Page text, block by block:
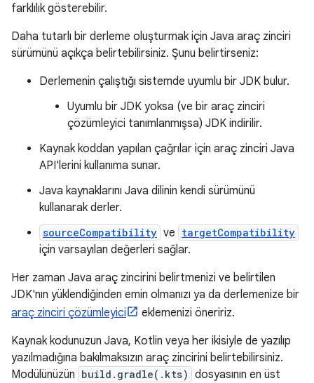
farklılık gösterebilir.
Daha tutarlı bir derleme oluşturmak için Java araç zinciri
sürümünü açıkça belirtebilirsiniz. Şunu belirtirseniz:
Derlemenin çalıştığı sistemde uyumlu bir JDK bulur.
Uyumlu bir JDK yoksa (ve bir araç zinciri
çözümleyici tanımlanmışsa) JDK indirilir.
Kaynak koddan yapılan çağrılar için araç zinciri Java
API'lerini kullanıma sunar.
Java kaynaklarını Java dilinin kendi sürümünü
kullanarak derler.
sourceCompatibility ve targetCompatibility
için varsayılan değerleri sağlar.
Her zaman Java araç zincirini belirtmenizi ve belirtilen
JDK'nın yüklendiğinden emin olmanızı ya da derlemenize bir
araç zinciri çözümleyici
eklemenizi öneririz.
Kaynak kodunuzun Java, Kotlin veya her ikisiyle de yazılıp
yazılmadığına bakılmaksızın araç zincirini belirtebilirsiniz.
Modülünüzün build.gradle(.kts) dosyasının en üst